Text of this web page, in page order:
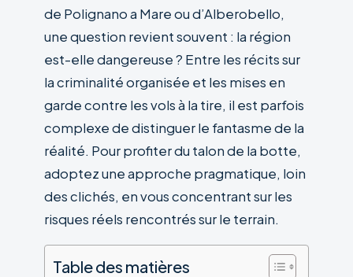
de Polignano a Mare ou d’Alberobello,
une question revient souvent : la région
est-elle dangereuse ? Entre les récits sur
la criminalité organisée et les mises en
garde contre les vols à la tire, il est parfois
complexe de distinguer le fantasme de la
réalité. Pour profiter du talon de la botte,
adoptez une approche pragmatique, loin
des clichés, en vous concentrant sur les
risques réels rencontrés sur le terrain.
Table des matières